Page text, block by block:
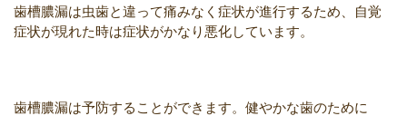
歯槽膿漏は虫歯と違って痛みなく症状が進行するため、自覚
症状が現れた時は症状がかなり悪化しています。
歯槽膿漏は予防することができます。健やかな歯のために